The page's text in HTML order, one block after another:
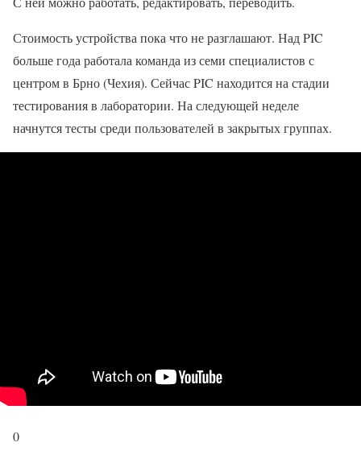
Стоимость устройства пока что не разглашают. Над PIC
больше года работала команда из семи специалистов с
центром в Брно (Чехия). Сейчас PIC находится на стадии
тестирования в лаборатории. На следующей неделе
начнутся тесты среди пользователей в закрытых группах.
0